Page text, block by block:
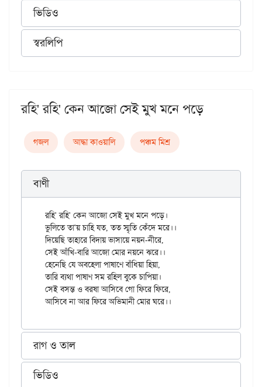
ভিডিও
স্বরলিপি
রহি' রহি' কেন আজো সেই মুখ মনে পড়ে
গজল আদ্ধা কাওয়ালি পঞ্চম মিশ্র
বাণী
রহি' রহি' কেন আজো সেই মুখ মনে পড়ে।
ভুলিতে তা'য় চাহি যত, তত স্মৃতি কেঁদে মরে।।
দিয়েছি তাহারে বিদায় ভাসায়ে নয়ন-নীরে,
সেই আঁখি-বারি আজো মোর নয়নে ঝরে।।
হেনেছি যে অবহেলা পাষাণে বাঁধিয়া হিয়া,
তারি ব্যথা পাষাণ সম রহিল বুকে চাপিয়া।
সেই বসন্ত ও বরষা আসিবে গো ফিরে ফিরে,
রাগ ও তাল
ভিডিও